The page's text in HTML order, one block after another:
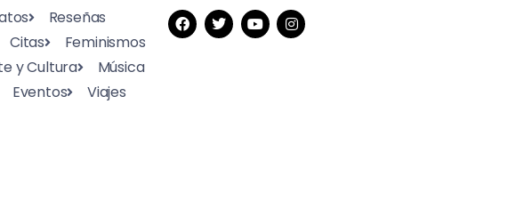
Reseñas
Citas
Feminismos
y Cultura
Música
Eventos Viajes